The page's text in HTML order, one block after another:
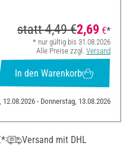
statt4,49 €2,69 €*
* nur gültig bis 31.08.2026
Alle Preise zzgl. Versand
In den Warenkorb
- Donnerstag, 13.08.2026
Versand mit DHL